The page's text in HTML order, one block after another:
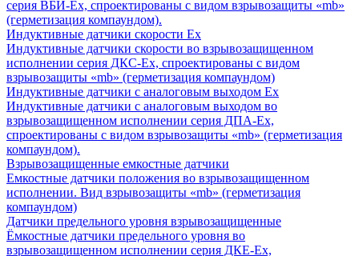
серия ВБИ-Ех, спроектированы с видом взрывозащиты «mb»
(герметизация компаундом).
Индуктивные датчики скорости Ех
Индуктивные датчики скорости во взрывозащищенном
исполнении серия ДКС-Ех, спроектированы с видом
взрывозащиты «mb» (герметизация компаундом)
Индуктивные датчики с аналоговым выходом Ех
Индуктивные датчики с аналоговым выходом во
взрывозащищенном исполнении серия ДПА-Ех,
спроектированы с видом взрывозащиты «mb» (герметизация
компаундом).
Взрывозащищенные емкостные датчики
Емкостные датчики положения во взрывозащищенном
исполнении. Вид взрывозащиты «mb» (герметизация
компаундом)
Датчики предельного уровня взрывозащищенные
Ёмкостные датчики предельного уровня во
взрывозащищенном исполнении серия ДКЕ-Ех,